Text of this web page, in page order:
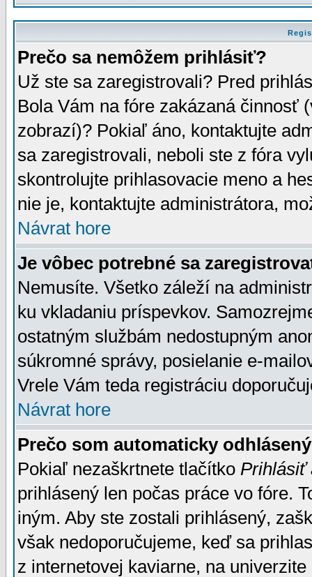
Prečo sa nemôžem prihlásiť?
Už ste sa zaregistrovali? Pred
Bola Vám na fóre zakázaná činnosť
zobrazí)? Pokiaľ áno, kontaktujte
sa zaregistrovali, neboli ste z fóra
skontrolujte prihlasovacie meno a
nie je, kontaktujte administrátora,
Návrat hore
Je vôbec potrebné sa
Nemusíte. Všetko záleží na
ku vkladaniu príspevkov.
ostatným službám nedostupným
súkromné správy, posielanie e-
Vrele Vám teda registráciu
Návrat hore
Prečo som automaticky
Pokiaľ nezaškrtnete tlačítko Prihlásiť
prihlásený len počas práce vo fóre.
iným. Aby ste zostali prihlásený,
však nedoporučujeme, keď sa
z internetovej kaviarne, na univerzite